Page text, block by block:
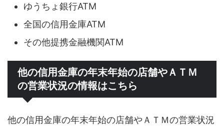
ゆうちょ銀行ATM
全国の信用金庫ATM
その他提携金融機関ATM
他の信用金庫の年末年始の店舗やＡＴＭ
の営業状況の情報はこちら
他の信用金庫の年末年始の店舗やＡＴＭの営業状況